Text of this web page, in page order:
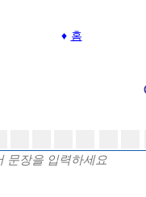
홈